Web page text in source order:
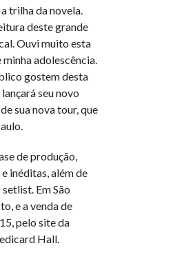
trilha da novela.
deste grande
Ouvi muito esta
adolescência.
gostem desta
seu novo
sua nova tour, que
de produção,
inéditas, além de
Em São
e a venda de
pelo site da
Hall.